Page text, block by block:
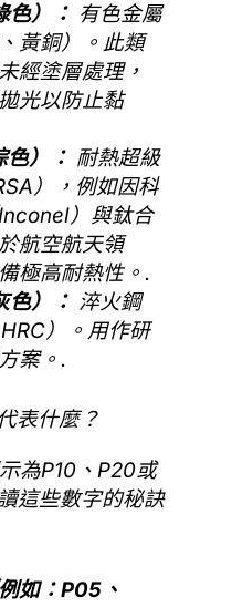
色）： 有色金屬
黃銅）。此類
經塗層處理，
光以防止黏
色）： 耐熱超級
），例如因科
）與鈦合
航空航天領
極高耐熱性。.
色）： 淬火鋼
）。用作研
案。.
表什麼？
為P10、P20或
這些數字的秘訣
如：P05、